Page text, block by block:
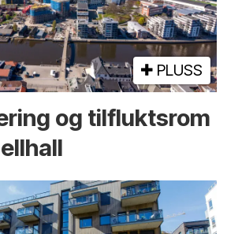
PLUSS
og tilflukts­rom